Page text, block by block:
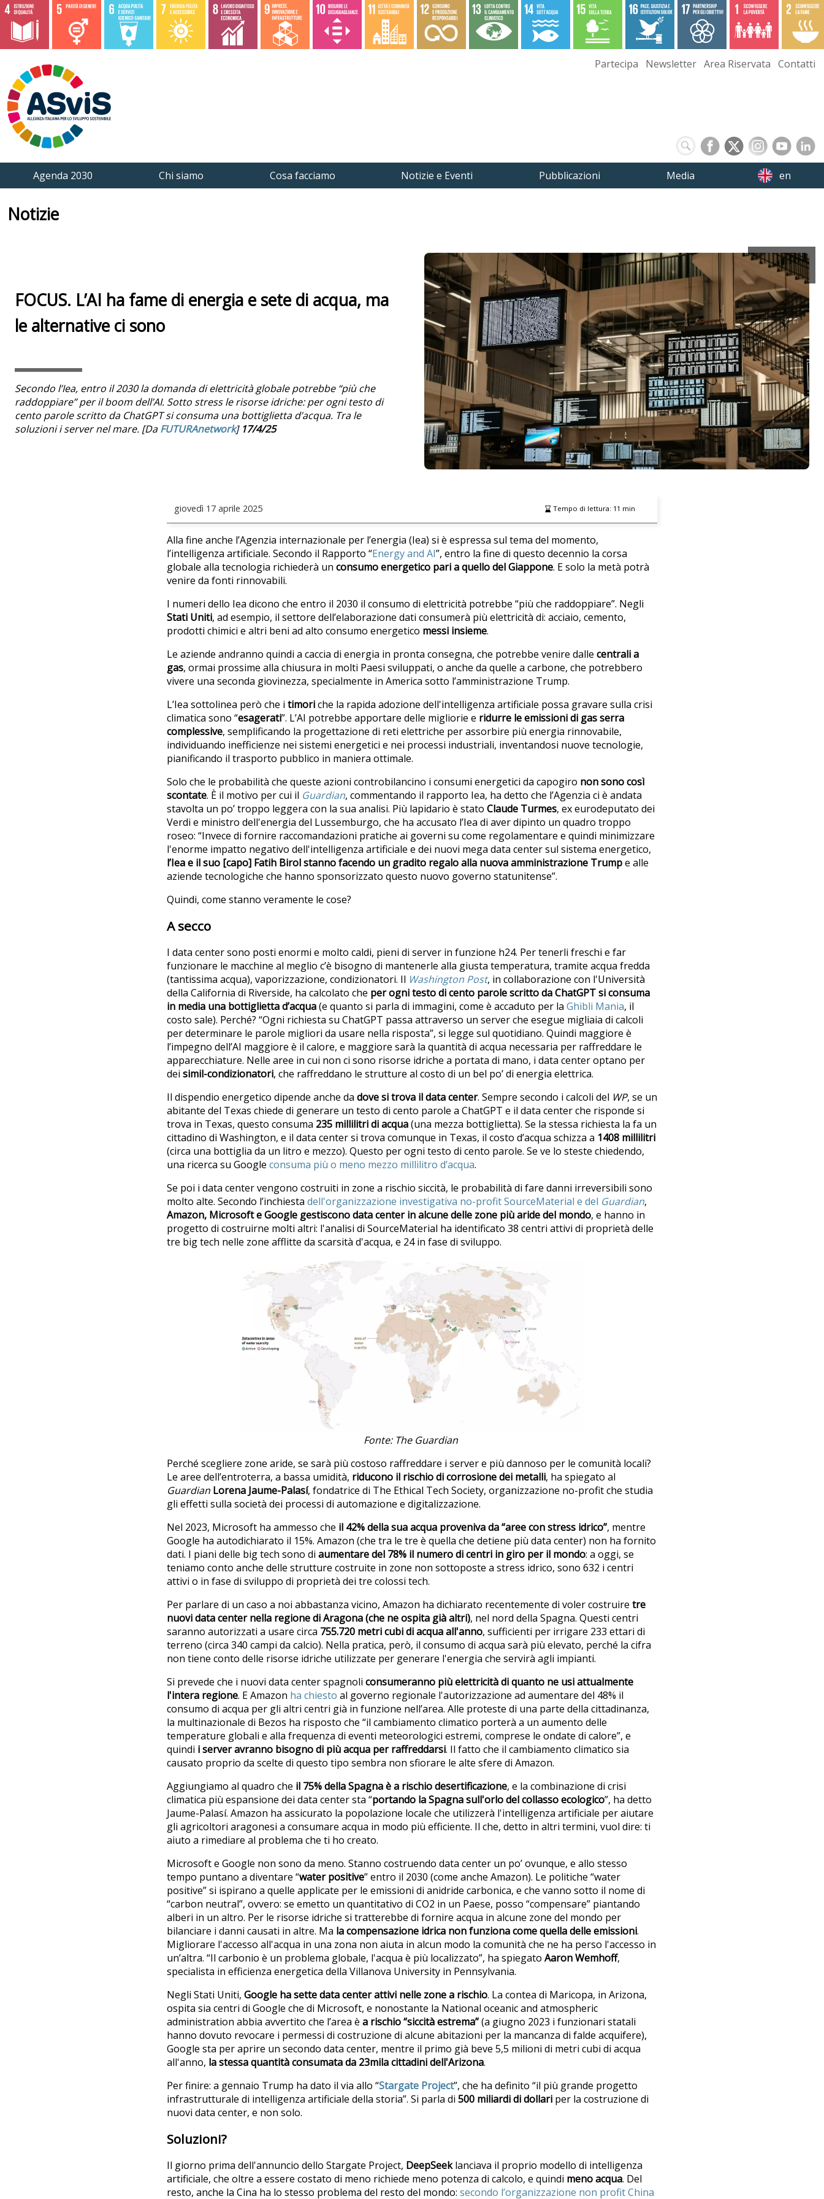
Partecipa Newsletter Area Riservata Contatti
Agenda 2030 Chi siamo Cosa facciamo Notizie e Eventi Pubblicazioni Media en
Notizie
FOCUS. L’AI ha fame di energia e sete di acqua, ma
le alternative ci sono
Secondo l’Iea, entro il 2030 la domanda di elettricità globale potrebbe “più che
raddoppiare” per il boom dell’AI. Sotto stress le risorse idriche: per ogni testo di
cento parole scritto da ChatGPT si consuma una bottiglietta d’acqua. Tra le
soluzioni i server nel mare. [DaFUTURAnetwork] 17/4/25
giovedì 17 aprile 2025 Tempo di lettura: 11 min
Alla fine anche l’Agenzia internazionale per l’energia (Iea) si è espressa sul tema del momento,
l’intelligenza artificiale. Secondo il Rapporto “Energy and AI”, entro la fine di questo decennio la corsa
globale alla tecnologia richiederà un consumo energetico pari a quello del Giappone. E solo la metà potrà
venire da fonti rinnovabili.
I numeri dello Iea dicono che entro il 2030 il consumo di elettricità potrebbe “più che raddoppiare”. Negli
Stati Uniti, ad esempio, il settore dell’elaborazione dati consumerà più elettricità di: acciaio, cemento,
prodotti chimici e altri beni ad alto consumo energetico messi insieme.
Le aziende andranno quindi a caccia di energia in pronta consegna, che potrebbe venire dalle centrali a
gas, ormai prossime alla chiusura in molti Paesi sviluppati, o anche da quelle a carbone, che potrebbero
vivere una seconda giovinezza, specialmente in America sotto l’amministrazione Trump.
L’Iea sottolinea però che i timoriche la rapida adozione dell'intelligenza artificiale possa gravare sulla crisi
climatica sono “esagerati”. L’AI potrebbe apportare delle migliorie e ridurre le emissioni di gas serra
complessive, semplificando la progettazione di reti elettriche per assorbire più energia rinnovabile,
individuando inefficienze nei sistemi energetici e nei processi industriali, inventandosi nuove tecnologie,
pianificando il trasporto pubblico in maniera ottimale.
Solo che le probabilità che queste azioni controbilancino i consumi energetici da capogiro non sono così
scontate. È il motivo per cui il Guardian, commentando il rapporto Iea, ha detto che l’Agenzia ci è andata
stavolta un po’ troppo leggera con la sua analisi. Più lapidario è stato Claude Turmes, ex eurodeputato dei
Verdi e ministro dell'energia del Lussemburgo, che ha accusato l’Iea di aver dipinto un quadro troppo
roseo: “Invece di fornire raccomandazioni pratiche ai governi su come regolamentare e quindi minimizzare
l'enorme impatto negativo dell'intelligenza artificiale e dei nuovi mega data center sul sistema energetico,
l’Iea e il suo [capo] Fatih Birol stanno facendo un gradito regalo alla nuova amministrazione Trumpe alle
aziende tecnologiche che hanno sponsorizzato questo nuovo governo statunitense”.
Quindi, come stanno veramente le cose?
A secco
I data center sono posti enormi e molto caldi, pieni di server in funzione h24. Per tenerli freschi e far
funzionare le macchine al meglio c’è bisogno di mantenerle alla giusta temperatura, tramite acqua fredda
(tantissima acqua), vaporizzazione, condizionatori. Il Washington Post, in collaborazione con l'Università
della California di Riverside, ha calcolato che per ogni testo di cento parole scritto da ChatGPT si consuma
in media una bottiglietta d’acqua(e quanto si parla di immagini, come è accaduto per la Ghibli Mania, il
costo sale). Perché? “Ogni richiesta su ChatGPT passa attraverso un server che esegue migliaia di calcoli
per determinare le parole migliori da usare nella risposta”, si legge sul quotidiano. Quindi maggiore è
l’impegno dell’AI maggiore è il calore, e maggiore sarà la quantità di acqua necessaria per raffreddare le
apparecchiature. Nelle aree in cui non ci sono risorse idriche a portata di mano, i data center optano per
dei simil-condizionatori, che raffreddano le strutture al costo di un bel po’ di energia elettrica.
Il dispendio energetico dipende anche da dove si trova il data center. Sempre secondo i calcoli del WP, se un
abitante del Texas chiede di generare un testo di cento parole a ChatGPT e il data center che risponde si
trova in Texas, questo consuma 235 millilitri di acqua(una mezza bottiglietta). Se la stessa richiesta la fa un
cittadino di Washington, e il data center si trova comunque in Texas, il costo d’acqua schizza a 1408 millilitri
(circa una bottiglia da un litro e mezzo). Questo per ogni testo di cento parole. Se ve lo steste chiedendo,
una ricerca su Google consuma più o meno mezzo millilitro d’acqua.
Se poi i data center vengono costruiti in zone a rischio siccità, le probabilità di fare danni irreversibili sono
molto alte. Secondo l’inchiesta dell'organizzazione investigativa no-profit SourceMaterial e del Guardian,
Amazon, Microsoft e Google gestiscono data center in alcune delle zone più aride del mondo, e hanno in
progetto di costruirne molti altri: l'analisi di SourceMaterial ha identificato 38 centri attivi di proprietà delle
tre big tech nelle zone afflitte da scarsità d'acqua, e 24 in fase di sviluppo.
Fonte: The Guardian
Perché scegliere zone aride, se sarà più costoso raffreddare i server e più dannoso per le comunità locali?
Le aree dell’entroterra, a bassa umidità, riducono il rischio di corrosione dei metalli, ha spiegato al
Guardian Lorena Jaume-Palasí, fondatrice di The Ethical Tech Society, organizzazione no-profit che studia
gli effetti sulla società dei processi di automazione e digitalizzazione.
Nel 2023, Microsoft ha ammesso che il 42% della sua acqua proveniva da “aree con stress idrico”, mentre
Google ha autodichiarato il 15%. Amazon (che tra le tre è quella che detiene più data center) non ha fornito
dati. I piani delle big tech sono di aumentare del 78% il numero di centri in giro per il mondo: a oggi, se
teniamo conto anche delle strutture costruite in zone non sottoposte a stress idrico, sono 632 i centri
attivi o in fase di sviluppo di proprietà dei tre colossi tech.
Per parlare di un caso a noi abbastanza vicino, Amazon ha dichiarato recentemente di voler costruire tre
nuovi data center nella regione di Aragona (che ne ospita già altri), nel nord della Spagna. Questi centri
saranno autorizzati a usare circa 755.720 metri cubi di acqua all'anno, sufficienti per irrigare 233 ettari di
terreno (circa 340 campi da calcio). Nella pratica, però, il consumo di acqua sarà più elevato, perché la cifra
non tiene conto delle risorse idriche utilizzate per generare l'energia che servirà agli impianti.
Si prevede che i nuovi data center spagnoli consumeranno più elettricità di quanto ne usi attualmente
l'intera regione. E Amazon ha chiesto al governo regionale l'autorizzazione ad aumentare del 48% il
consumo di acqua per gli altri centri già in funzione nell’area. Alle proteste di una parte della cittadinanza,
la multinazionale di Bezos ha risposto che “il cambiamento climatico porterà a un aumento delle
temperature globali e alla frequenza di eventi meteorologici estremi, comprese le ondate di calore”, e
quindi i server avranno bisogno di più acqua per raffreddarsi. Il fatto che il cambiamento climatico sia
causato proprio da scelte di questo tipo sembra non sfiorare le alte sfere di Amazon.
Aggiungiamo al quadro che il 75% della Spagna è a rischio desertificazione, e la combinazione di crisi
climatica più espansione dei data center sta “portando la Spagna sull'orlo del collasso ecologico”, ha detto
Jaume-Palasí. Amazon ha assicurato la popolazione locale che utilizzerà l'intelligenza artificiale per aiutare
gli agricoltori aragonesi a consumare acqua in modo più efficiente. Il che, detto in altri termini, vuol dire: ti
aiuto a rimediare al problema che ti ho creato.
Microsoft e Google non sono da meno. Stanno costruendo data center un po’ ovunque, e allo stesso
tempo puntano a diventare “water positive” entro il 2030 (come anche Amazon). Le politiche “water
positive” si ispirano a quelle applicate per le emissioni di anidride carbonica, e che vanno sotto il nome di
“carbon neutral”, ovvero: se emetto un quantitativo di CO2 in un Paese, posso “compensare” piantando
alberi in un altro. Per le risorse idriche si tratterebbe di fornire acqua in alcune zone del mondo per
bilanciare i danni causati in altre. Ma la compensazione idrica non funziona come quella delle emissioni.
Migliorare l'accesso all'acqua in una zona non aiuta in alcun modo la comunità che ne ha perso l'accesso in
un’altra. “Il carbonio è un problema globale, l'acqua è più localizzato”, ha spiegato Aaron Wemhoff,
specialista in efficienza energetica della Villanova University in Pennsylvania.
Negli Stati Uniti, Google ha sette data center attivi nelle zone a rischio. La contea di Maricopa, in Arizona,
ospita sia centri di Google che di Microsoft, e nonostante la National oceanic and atmospheric
administration abbia avvertito che l’area è a rischio “siccità estrema”(a giugno 2023 i funzionari statali
hanno dovuto revocare i permessi di costruzione di alcune abitazioni per la mancanza di falde acquifere),
Google sta per aprire un secondo data center, mentre il primo già beve 5,5 milioni di metri cubi di acqua
all'anno, la stessa quantità consumata da 23mila cittadini dell'Arizona.
Per finire: a gennaio Trump ha dato il via allo “Stargate Project”, che ha definito “il più grande progetto
infrastrutturale di intelligenza artificiale della storia”. Si parla di 500 miliardi di dollari per la costruzione di
nuovi data center, e non solo.
Soluzioni?
Il giorno prima dell'annuncio dello Stargate Project, DeepSeeklanciava il proprio modello di intelligenza
artificiale, che oltre a essere costato di meno richiede meno potenza di calcolo, e quindi meno acqua. Del
resto, anche la Cina ha lo stesso problema del resto del mondo: secondo l’organizzazione non profit China